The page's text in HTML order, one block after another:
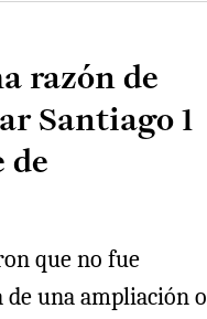
razón de
Santiago 1
de
que no fue
una ampliación o